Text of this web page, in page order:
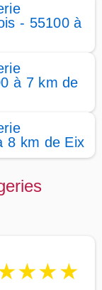
- 55100 à
à 7 km de
8 km de Eix
★★★